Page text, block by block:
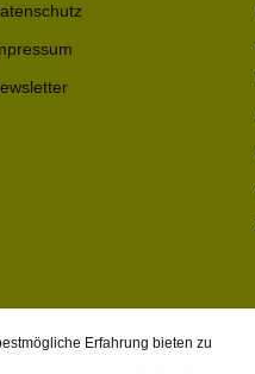
Erfahrung bieten zu